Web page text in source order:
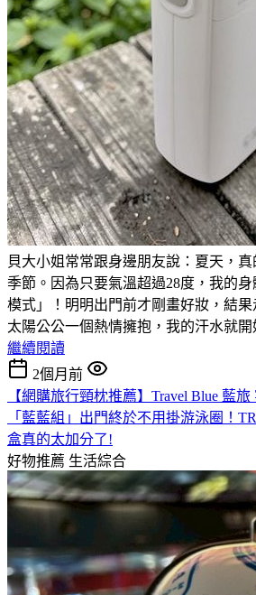
貝大小姐常常跟身邊朋友說：夏天，
季節。因為只要氣溫超過28度，我的
模式」！明明出門前才剛畫好妝，結果
太陽公公一個熱情擁抱，我的汗水就開
繼續閱讀
2個月前
【網購旅行頸枕推薦】Travel Blue 藍
「藍藍組」出門終於不用掛游泳圈！
盒真的太加分了!
好物推薦 生活綜合